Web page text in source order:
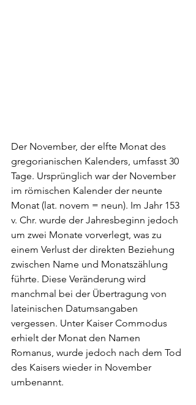
Der November, der elfte Monat des
gregorianischen Kalenders, umfasst 30
Tage. Ursprünglich war der November
im römischen Kalender der neunte
Monat (lat. novem = neun). Im Jahr 153
v. Chr. wurde der Jahresbeginn jedoch
um zwei Monate vorverlegt, was zu
einem Verlust der direkten Beziehung
zwischen Name und Monatszählung
führte. Diese Veränderung wird
manchmal bei der Übertragung von
lateinischen Datumsangaben
vergessen. Unter Kaiser Commodus
erhielt der Monat den Namen
Romanus, wurde jedoch nach dem Tod
des Kaisers wieder in November
umbenannt.